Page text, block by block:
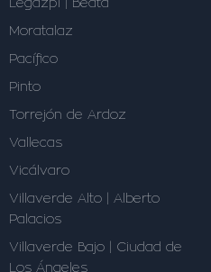
Legazpi | Beata
Moratalaz
Pacífico
Pinto
Torrejón de Ardoz
Vallecas
Vicálvaro
Villaverde Alto | Alberto
Palacios
Villaverde Bajo | Ciudad de
Los Ángeles